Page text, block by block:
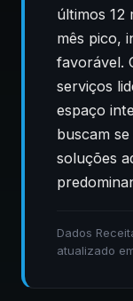
últimos 12
mês pico,
favorável.
serviços
espaço
buscam
soluções
Dados
atualizado